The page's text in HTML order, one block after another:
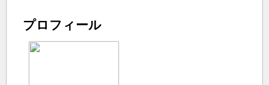
プロフィール